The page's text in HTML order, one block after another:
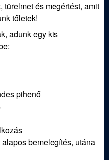
türelmet és megértést, amit
tőletek!
adunk egy kis
pihenő
bemelegítés, utána